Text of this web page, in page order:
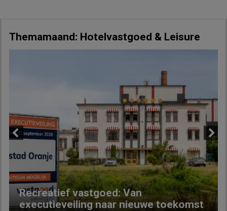
Themamaand: Hotelvastgoed & Leisure
Recreatief vastgoed: Van
executieveiling naar nieuwe toekomst
Next